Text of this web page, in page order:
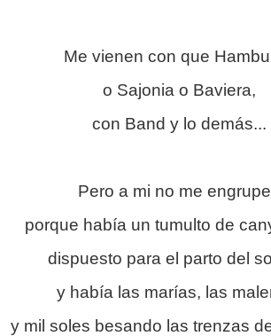
Me vienen con que
o Sajonia o Baviera,
con Band y lo demás...
Pero a mi no me
porque había un tumulto de
dispuesto para el parto del
y había las marías, las
y mil soles besando las trenzas